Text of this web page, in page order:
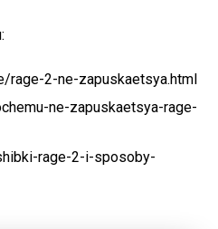
rage-2-ne-zapuskaetsya.html
ne-zapuskaetsya-rage-
rage-2-i-sposoby-